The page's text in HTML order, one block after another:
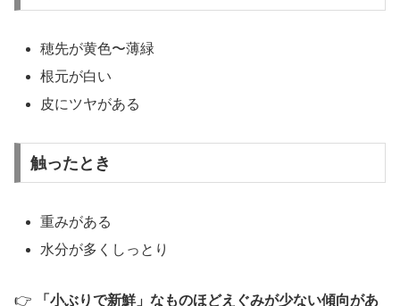
穂先が黄色〜薄緑
根元が白い
皮にツヤがある
触ったとき
重みがある
水分が多くしっとり
👉
「小ぶりで新鮮」なものほどえぐみが少ない傾向があ